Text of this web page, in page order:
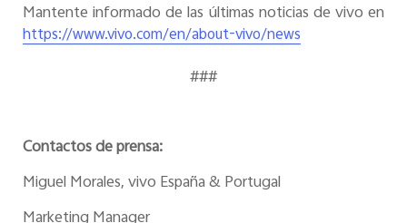
Mantente informado de las últimas noticias de vivo en
https://www.vivo.com/en/about-vivo/news
###
Contactos de prensa:
Miguel Morales, vivo España & Portugal